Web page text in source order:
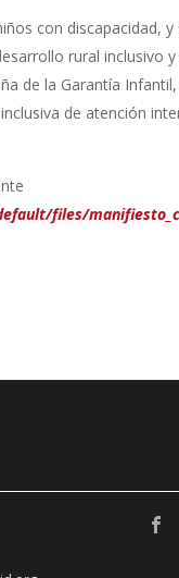
con discapacidad,
rural inclusivo
de la Garantía
de atención
files/